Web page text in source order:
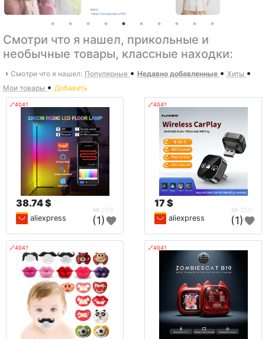
Смотри что я нашел, прикольные и
необычные товары, классные находки:
› Смотри что я нашел: Популярные • Недавно добавленные • Хиты •
Мои товары • Добавить
🔗404?
38.74 $
258
aliexpress (1)
🔗404?
17 $
350
aliexpress (1)
🔗404? 🔗404?